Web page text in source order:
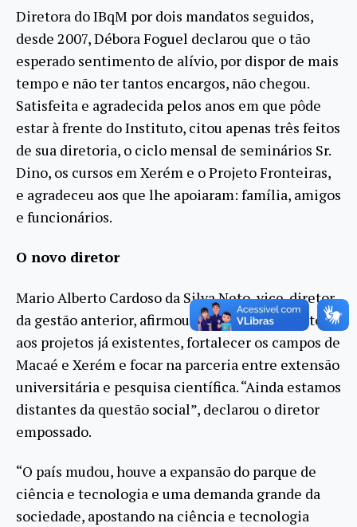
Diretora do IBqM por dois mandatos seguidos,
desde 2007, Débora Foguel declarou que o tão
esperado sentimento de alívio, por dispor de mais
tempo e não ter tantos encargos, não chegou.
Satisfeita e agradecida pelos anos em que pôde
estar à frente do Instituto, citou apenas três feitos
de sua diretoria, o ciclo mensal de seminários Sr.
Dino, os cursos em Xerém e o Projeto Fronteiras,
e agradeceu aos que lhe apoiaram: família, amigos
e funcionários.
O novo diretor
Mario Alberto Cardoso da Silva Neto, vice-diretor
da gestão anterior, afirmou dar prosseguimento
aos projetos já existentes, fortalecer os campos de
Macaé e Xerém e focar na parceria entre extensão
universitária e pesquisa científica. “Ainda estamos
distantes da questão social”, declarou o diretor
empossado.
“O país mudou, houve a expansão do parque de
ciência e tecnologia e uma demanda grande da
sociedade, apostando na ciência e tecnologia